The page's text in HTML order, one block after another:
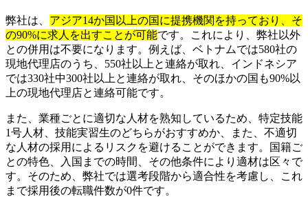
弊社は、 アジア14か国以上の国に提携機関を持っており、そ
の90%に求人を出すことが可能です。これにより、弊社以外
との併用は不要になります。例えば、ベトナムでは580社の
現地代理店のうち、550社以上と連絡が取れ、インドネシア
では330社中300社以上と連絡が取れ、そのほかの国も90%以
上の現地代理店と連絡可能です。
また、業種ごとに適切な人材を熟知しているため、特定技能
1号人材、技能実習生のどちらがおすすめか、また、不適切
な人材の採用によるリスクを避けることができます。国籍ご
との特色、入国までの時間、その他条件により適材は区々で
す。そのため、弊社では選考段階から適合性を考慮し、これ
まで採用後の転職件数が0件です。